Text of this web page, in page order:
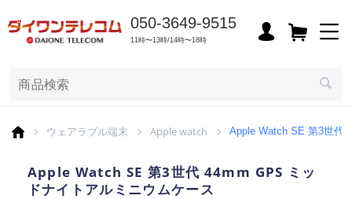
050-3649-9515
11時〜13時/14時〜18時
ウェアラブル端末 Apple watch Apple Watch SE 第3世代
Apple Watch SE 第3世代 44mm GPS ミッ
ドナイトアルミニウムケース